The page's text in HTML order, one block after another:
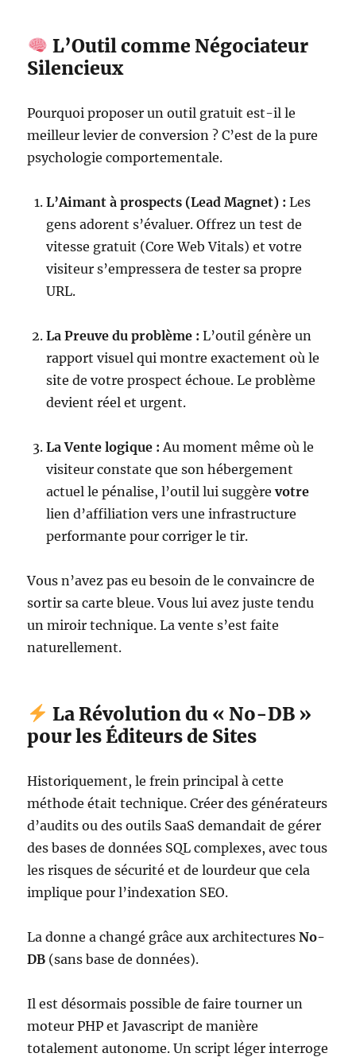
L’Outil comme Négociateur
Silencieux
Pourquoi proposer un outil gratuit est-il le
meilleur levier de conversion ? C’est de la pure
psychologie comportementale.
L’Aimant à prospects (Lead Magnet) : Les
gens adorent s’évaluer. Offrez un test de
vitesse gratuit (Core Web Vitals) et votre
visiteur s’empressera de tester sa propre
URL.
La Preuve du problème : L’outil génère un
rapport visuel qui montre exactement où le
site de votre prospect échoue. Le problème
devient réel et urgent.
La Vente logique : Au moment même où le
visiteur constate que son hébergement
actuel le pénalise, l’outil lui suggèrevotre
lien d’affiliation vers une infrastructure
performante pour corriger le tir.
Vous n’avez pas eu besoin de le convaincre de
sortir sa carte bleue. Vous lui avez juste tendu
un miroir technique. La vente s’est faite
naturellement.
La Révolution du « No-DB »
pour les Éditeurs de Sites
Historiquement, le frein principal à cette
méthode était technique. Créer des générateurs
d’audits ou des outils SaaS demandait de gérer
des bases de données SQL complexes, avec tous
les risques de sécurité et de lourdeur que cela
implique pour l’indexation SEO.
La donne a changé grâce aux architecturesNo-
DB (sans base de données).
Il est désormais possible de faire tourner un
moteur PHP et Javascript de manière
totalement autonome. Un script léger interroge